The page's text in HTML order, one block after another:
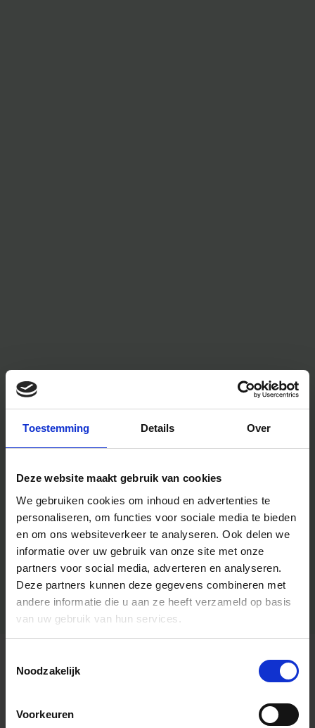
Toestemming Details Over
Deze website maakt gebruik van cookies
We gebruiken cookies om inhoud en advertenties te
personaliseren, om functies voor sociale media te bieden
en om ons websiteverkeer te analyseren. Ook delen we
informatie over uw gebruik van onze site met onze
partners voor social media, adverteren en analyseren.
Deze partners kunnen deze gegevens combineren met
andere informatie die u aan ze heeft verzameld op basis
van uw gebruik van hun services.
Noodzakelijk
Voorkeuren
Algemene informatie